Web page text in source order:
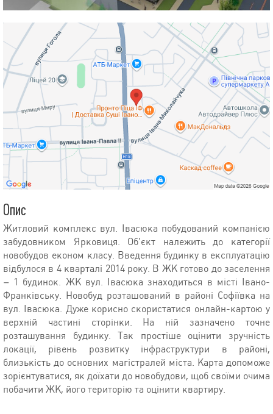
Опис
Житловий комплекс вул. Івасюка побудований компанією
забудовником Ярковиця. Об'єкт належить до категорії
новобудов економ класу. Введення будинку в експлуатацію
відбулося в 4 кварталі 2014 року. В ЖК готово до заселення
– 1 будинок. ЖК вул. Івасюка знаходиться в місті Івано-
Франківську. Новобуд розташований в районі Софіївка на
вул. Івасюка. Дуже корисно скористатися онлайн-картою у
верхній частині сторінки. На ній зазначено точне
розташування будинку. Так простіше оцінити зручність
локації, рівень розвитку інфраструктури в районі,
близькість до основних магістралей міста. Карта допоможе
зорієнтуватися, як доїхати до новобудови, щоб своїми очима
побачити ЖК, його територію та оцінити квартиру.